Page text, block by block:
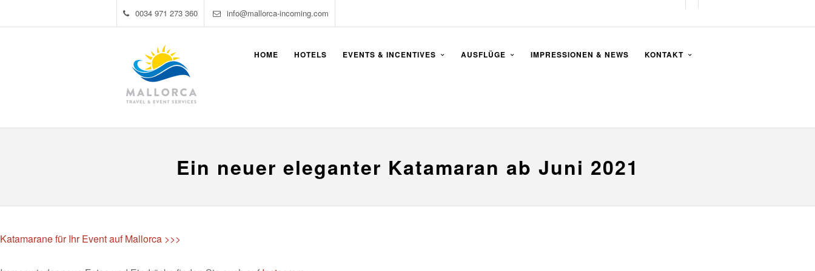
0034 971 273 360 info@mallorca-incoming.com
HOME HOTELS EVENTS & INCENTIVES AUSFLÜGE IMPRESSIONEN & NEWS KONTAKT
Ein neuer eleganter Katamaran ab Juni 2021
Katamarane für Ihr Event auf Mallorca >>>